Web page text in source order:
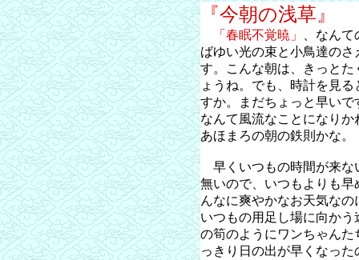
『今朝の浅草』
「春眠不覚暁」
、なん
ばゆい光の束と小鳥達の
す。こんな朝は、きっと
ょうね。でも、時計を見
すか。まだちょっと早い
なんて風流なことになり
あほまろの朝の鉄則かな。
早くいつもの時間が来な
無いので、いつもよりも
んなに爽やかなお天気な
いつもの用足し場に向か
の筍のようにワンちゃん
っきり日の出が早くなっ